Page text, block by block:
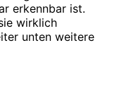
erkennbar ist.
wirklich
unten weitere